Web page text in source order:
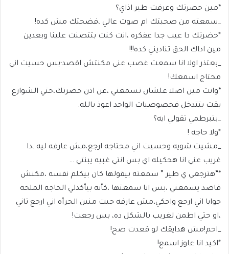
*مين حضرتك وعرفت طير اذاي؟
_سمعته من صحبتك ام صوت عالي ،فضحتك مش كده!
*حضرتك دا عيب جدا عفكره ،انت كنت بتتصنت علينا وبعدين
مين اداك الحق تناديني كده!!!
_بعتذر اولا انا سمعت غصب عني مكنتش اقصد؛بس حسيت اني
محتاج اسمعك!
*وانت مين اصلا علشان تسمعني ،عن اذن حضرتك،حتي الشوارع
بقت بتتدخل فخصوصيات الواحد اعوذ بالله.
_بتبرطمي تقولي ايه؟
*ولا حاجه !
_مشيت شويه وحسيت اني محتاجه ارجع،مش عارفه ليه ،دا
غريب عني انا هحكيله اي بس انتي غبيه يبنتي …
*”هترجعي ي طير ” سمعته بيقولها كان بيكلم نفسه ،مكنش
قاصد يسمعني ،بس انا سمعتها ،كأنه بيأكدلي الحاجه الملحه
جوايا اني ارجع واحكي،مش عارفه جبت منين الجرأه اني ارجع تاني
،او حتي اطمن لغريب بالشكل ده، بس رجعت!
_احم!مش هدايقك لو قعدت صح!
*اكيد انا عاوز اسمع!